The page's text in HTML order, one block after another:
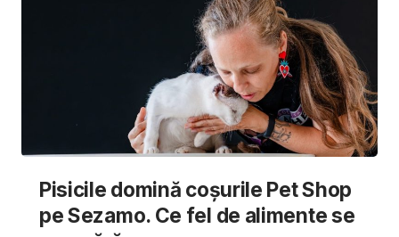
Pisicile domină coșurile Pet Shop
pe Sezamo. Ce fel de alimente se